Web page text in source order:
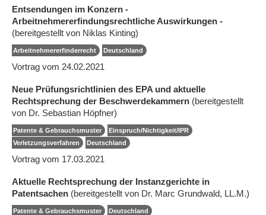
Entsendungen im Konzern -
Arbeitnehmererfindungsrechtliche Auswirkungen -
(bereitgestellt von Niklas Kinting)
Arbeitnehmererfinderrecht Deutschland
Vortrag vom 24.02.2021
Neue Prüfungsrichtlinien des EPA und aktuelle
Rechtsprechung der Beschwerdekammern (bereitgestellt
von Dr. Sebastian Höpfner)
Patente & Gebrauchsmuster
Einspruch/Nichtigkeit/IPR
Verletzungsverfahren
Deutschland
Vortrag vom 17.03.2021
Aktuelle Rechtsprechung der Instanzgerichte in
Patentsachen (bereitgestellt von Dr. Marc Grundwald, LL.M.)
Patente & Gebrauchsmuster Deutschland